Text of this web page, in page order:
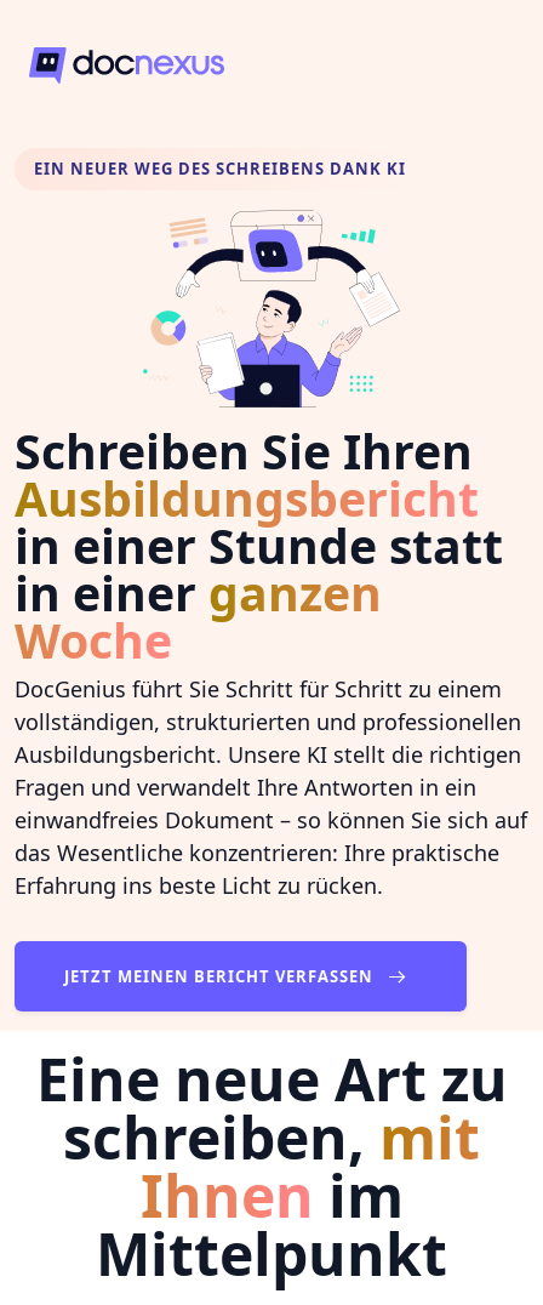
EIN NEUER WEG DES SCHREIBENS DANK KI
Schreiben Sie Ihren
Ausbildungsbericht
in einer Stunde statt
in einer ganzen
Woche
DocGenius führt Sie Schritt für Schritt zu einem
vollständigen, strukturierten und professionellen
Ausbildungsbericht. Unsere KI stellt die richtigen
Fragen und verwandelt Ihre Antworten in ein
einwandfreies Dokument – so können Sie sich auf
das Wesentliche konzentrieren: Ihre praktische
Erfahrung ins beste Licht zu rücken.
JETZT MEINEN BERICHT VERFASSEN
Eine neue Art zu
schreiben, mit
Ihnen im
Mittelpunkt